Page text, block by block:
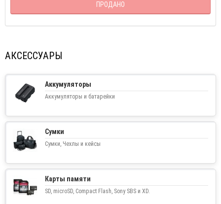
ПРОДАНО
АКСЕССУАРЫ
Аккумуляторы
Аккумуляторы и батарейки
Сумки
Сумки, Чехлы и кейсы
Карты памяти
SD, microSD, Compact Flash, Sony SBS и XD.